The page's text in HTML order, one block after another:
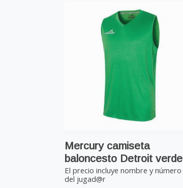
Mercury camiseta
baloncesto Detroit verde
El precio incluye nombre y número
del jugad@r